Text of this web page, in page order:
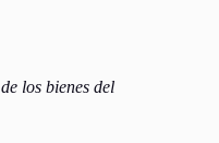
los bienes del